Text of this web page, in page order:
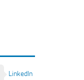
LinkedIn